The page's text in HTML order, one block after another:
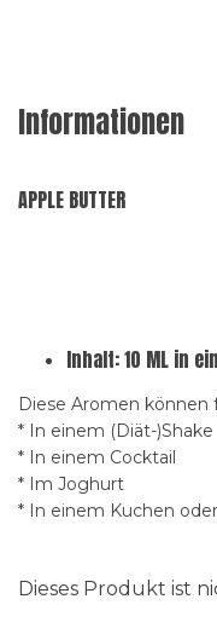
Informationen
APPLE BUTTER
Inhalt: 10 ML in
Diese Aromen können
* In einem (Diät-)Shake
* In einem Cocktail
* Im Joghurt
* In einem Kuchen
Dieses Produkt ist